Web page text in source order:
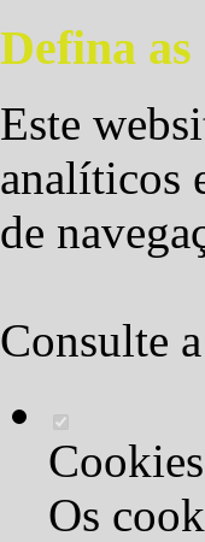
Defina as
Este
analíticos
de
Consulte
Os